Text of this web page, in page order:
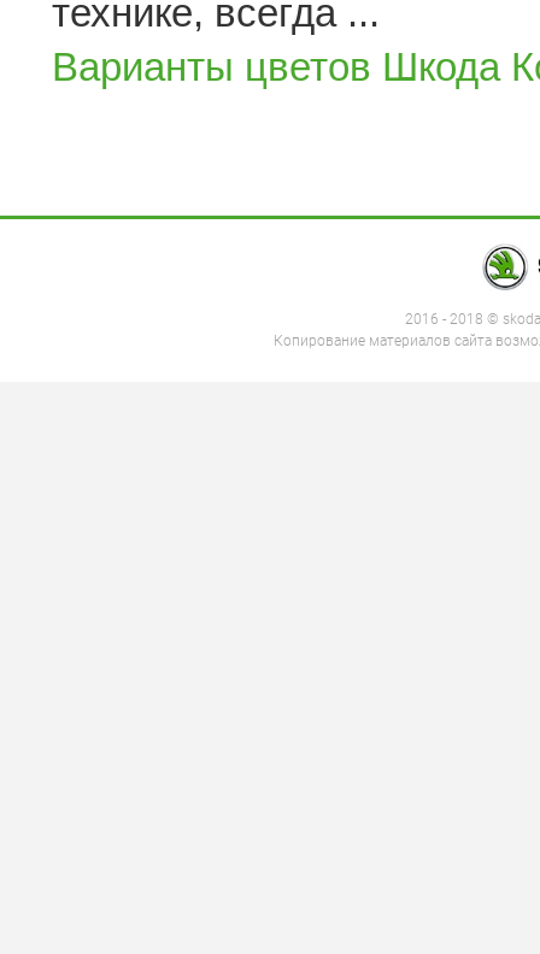
технике, всегда ...
Варианты цветов Шкода
2016 - 2018 ©
Копирование материалов сайта